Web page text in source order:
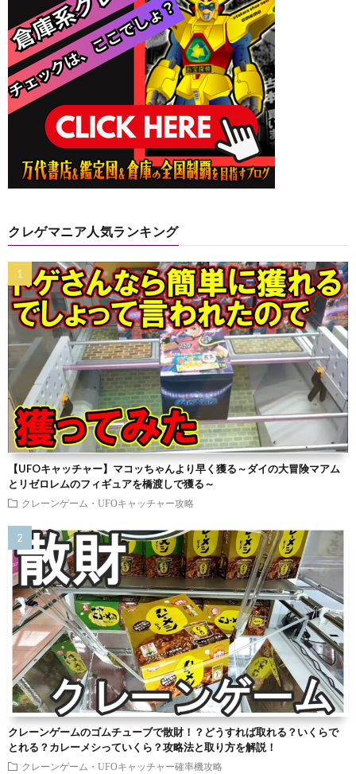
クレゲマニア人気ランキング
【UFOキャッチャー】マコッちゃんより早く獲る～ダイの大冒険マアム
とリゼロレムのフィギュアを橋渡しで獲る～
クレーンゲーム・UFOキャッチャー攻略
クレーンゲームのゴムチューブで散財！？どうすれば取れる？いくらで
とれる？カレーメシっていくら？攻略法と取り方を解説！
クレーンゲーム・UFOキャッチャー確率機攻略